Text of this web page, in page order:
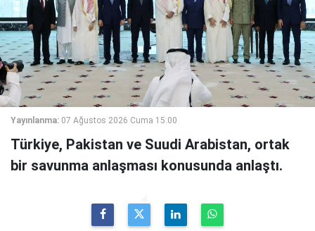
Yayınlanma: 07 Ağustos 2026 Cuma 15:00
Türkiye, Pakistan ve Suudi Arabistan, ortak
bir savunma anlaşması konusunda anlaştı.